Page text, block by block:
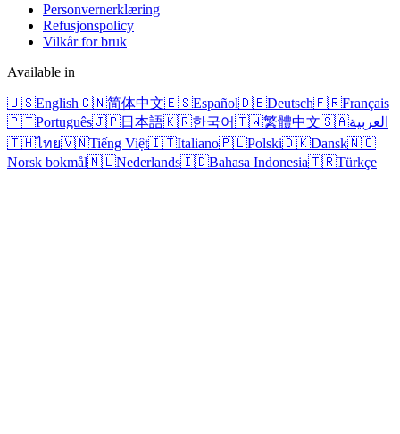
Personvernerklæring
Refusjonspolicy
Vilkår for bruk
Available in
🇺🇸English🇨🇳简体中文🇪🇸Español🇩🇪Deutsch🇫🇷Français
🇵🇹Português🇯🇵日本語🇰🇷한국어🇹🇼繁體中文🇸🇦العربية
🇹🇭ไทย🇻🇳Tiếng Việt🇮🇹Italiano🇵🇱Polski🇩🇰Dansk🇳🇴
Norsk bokmål🇳🇱Nederlands🇮🇩Bahasa Indonesia🇹🇷Türkçe